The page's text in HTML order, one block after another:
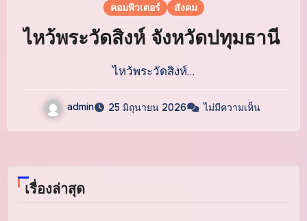
คอมพิวเตอร์ สังคม
ไหว้พระวัดสิงห์ จังหวัดปทุมธานี
ไหว้พระวัดสิงห์…
admin 25 มิถุนายน 2026 ไม่มีความเห็น
เรื่องล่าสุด